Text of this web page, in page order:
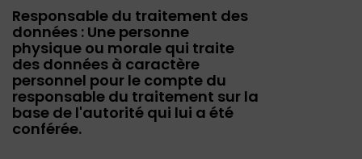
Responsable du traitement des
données : Une personne
physique ou morale qui traite
des données à caractère
personnel pour le compte du
responsable du traitement sur la
base de l'autorité qui lui a été
conférée.